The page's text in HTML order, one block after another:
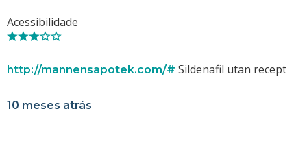
Acessibilidade
http://mannensapotek.com/# Sildenafil utan recept
10 meses atrás